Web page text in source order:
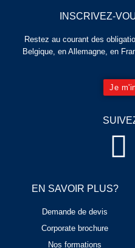
EN SAVOIR PLUS?
Demande de devis
Corporate brochure
Nos formations
INSCRIVEZ-
Restez au courant des
Belgique, en Allemagne, en
Je